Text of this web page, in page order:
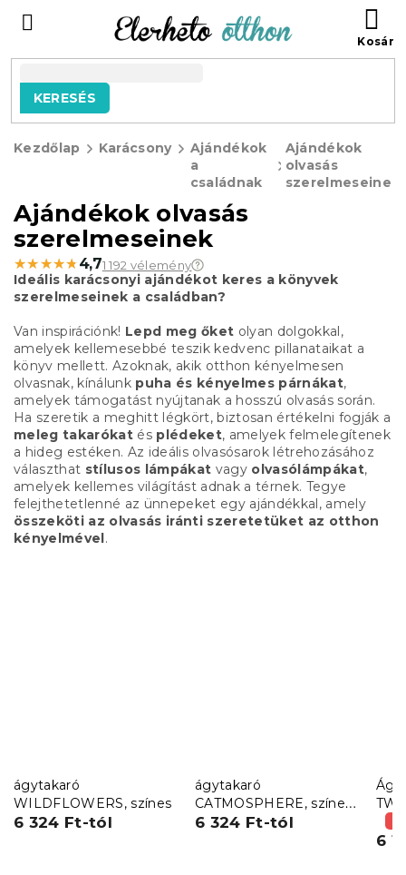
tartalomhoz
KERESÉS
Kezdőlap Karácsony
Ajándékok
a
családnak
Ajándékok
olvasás
szerelmeseinek
Ajándékok olvasás
szerelmeseinek
★★★★★
★★★★★ 4,71 192 vélemény
Ideális karácsonyi ajándékot keres a könyvek
szerelmeseinek a családban?
Van inspirációnk! Lepd meg őket olyan dolgokkal,
amelyek kellemesebbé teszik kedvenc pillanataikat a
könyv mellett. Azoknak, akik otthon kényelmesen
olvasnak, kínálunk puha és kényelmes párnákat,
amelyek támogatást nyújtanak a hosszú olvasás során.
Ha szeretik a meghitt légkört, biztosan értékelni fogják a
meleg takarókat és plédeket, amelyek felmelegítenek
a hideg estéken. Az ideális olvasósarok létrehozásához
választhat stílusos lámpákat vagy olvasólámpákat,
amelyek kellemes világítást adnak a térnek. Tegye
felejthetetlenné az ünnepeket egy ajándékkal, amely
összeköti az olvasás iránti szeretetüket az otthon
kényelmével .
ágytakaró
WILDFLOWERS, színes
6 324 Ft-tól
ágytakaró
CATMOSPHERE, színes
kivitel
6 324 Ft-tól
6